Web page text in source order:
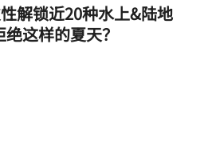
解锁近20种水上&陆地
这样的夏天？